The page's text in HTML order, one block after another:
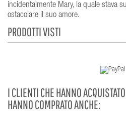
incidentalmente Mary, la quale stava
ostacolare il suo amore.
PRODOTTI VISTI
I CLIENTI CHE HANNO
HANNO COMPRATO ANCHE: